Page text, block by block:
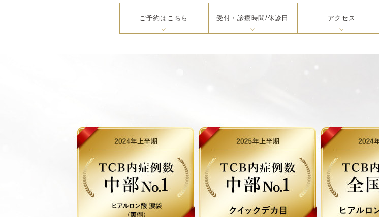
ご予約はこちら 受付・診療時間/休診日 アクセス